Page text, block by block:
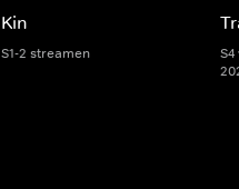
Kin
S1-2 streamen